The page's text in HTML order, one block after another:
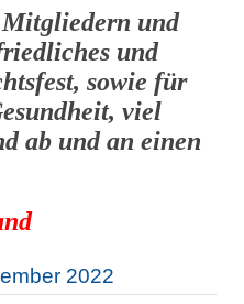
und
und
sowie für
viel
ab und an einen
2022